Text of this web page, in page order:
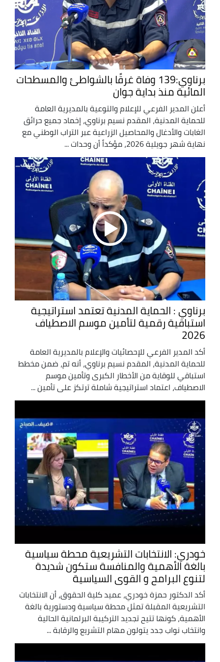
برناوي:139 وفاة غرقًا بالشواطئ والمسطحات
المائية منذ بداية جوان
أعلن المدير الفرعي للإعلام والتوعية بالمديرية العامة
للحماية المدنية، المقدم نسيم برناوي، إخماد جميع حرائق
الغابات والأدغال والمحاصيل الزراعية عبر التراب الوطني مع
نهاية شهر جويلية 2026، مؤكداً أن وحدات ...
برناوي : الحماية المدنية تعتمد استراتيجية
استباقية رقمية لتأمين موسم الاصطياف
2026
أكد المدير الفرعي للإحصائيات والإعلام بالمديرية العامة
للحماية المدنية، المقدم نسيم برناوي، أنه تم، ضمن مخطط
استباقي للوقاية من الأخطار الكبرى وتأمين موسم
الاصطياف، اعتماد استراتيجية شاملة ترتكز على تأمين ...
خودري: الانتخابات التشريعية محطة سياسية
بالغة الأهمية والمنافسة ستكون شديدة
لتنوع البرامح و القوى السياسية
أكد الدكتور حمزة خودري، عميد كلية الحقوق، أن الانتخابات
التشريعية المقبلة تمثل محطة سياسية ودستورية بالغة
الأهمية، كونها تتيح تجديد التركيبة البرلمانية الحالية
وانتخاب نواب جدد يتولون مهام التشريع والرقابة ...